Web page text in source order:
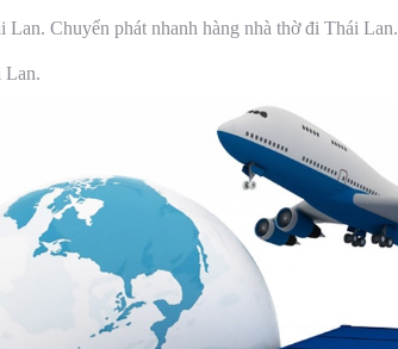
Chuyển phát nhanh hàng nhà thờ đi Thái Lan.
Lan.